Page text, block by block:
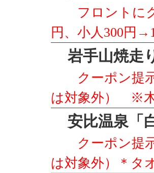
フロントに
円、小人300円
岩手山焼走
クーポン提
は対象外） ※木
安比温泉「
クーポン提
は対象外）＊タ